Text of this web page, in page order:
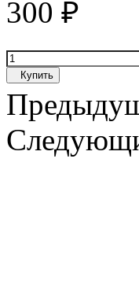
300 ₽
Купить